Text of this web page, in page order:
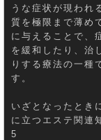
うな症状が現われ
質を極限まで薄め
に与えることで、
を緩和したり、治
りする療法の一種
す。
いざとなったとき
に立つエステ関連
5